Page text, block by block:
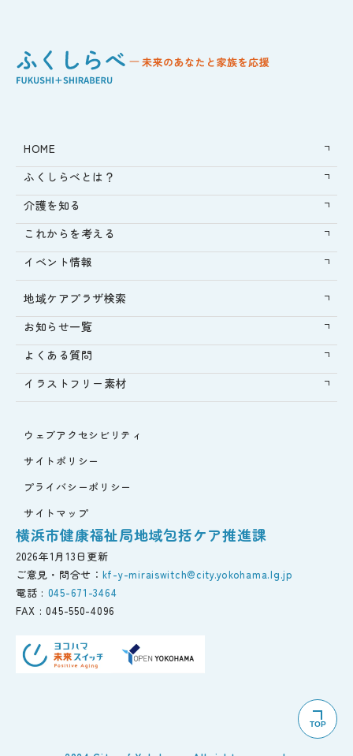
HOME
ふくしらべとは？
介護を知る
これからを考える
イベント情報
地域ケアプラザ検索
お知らせ一覧
よくある質問
イラストフリー素材
ウェブアクセシビリティ
サイトポリシー
プライバシーポリシー
サイトマップ
横浜市健康福祉局地域包括ケア推進課
2026年1月13日更新
ご意見・問合せ： kf-y-miraiswitch@city.yokohama.lg.jp
電話 : 045-671-3464
FAX : 045-550-4096
TOP